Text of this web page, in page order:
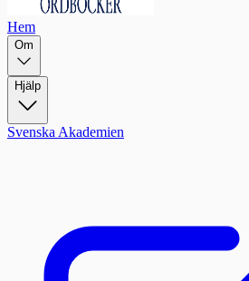
Hem
Om
Hjälp
Svenska Akademien